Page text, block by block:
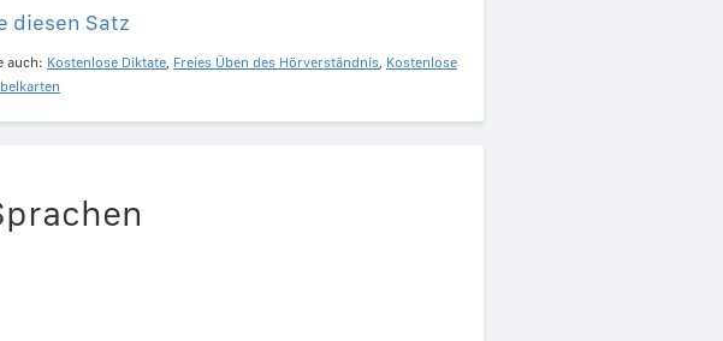
diesen Satz
auch: Kostenlose Diktate, Freies Üben des Hörverständnis, Kostenlose